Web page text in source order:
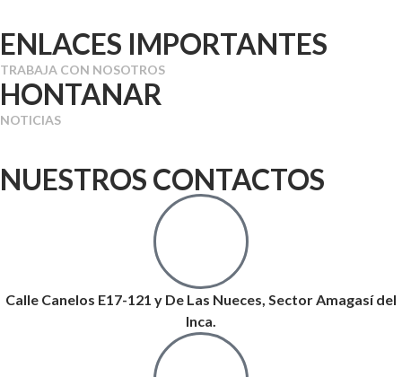
ENLACES IMPORTANTES
TRABAJA CON NOSOTROS
HONTANAR
NOTICIAS
NUESTROS CONTACTOS
Calle Canelos E17-121 y De Las Nueces, Sector Amagasí del
Inca.